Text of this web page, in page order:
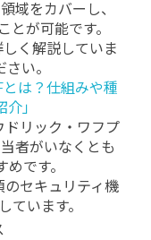
域をカバーし、
が可能です。
く解説していま
い。
とは？仕組みや種
」
リック・ワフプ
者がいなくとも
です。
セキュリティ機
ています。